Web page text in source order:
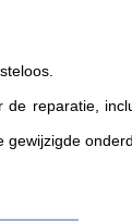
reparatie,